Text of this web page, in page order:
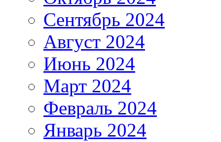
Сентябрь 2024
Август 2024
Июнь 2024
Март 2024
Февраль 2024
Январь 2024